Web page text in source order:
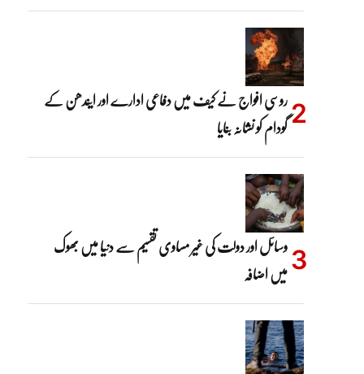
روسی افواج نے کیف میں دفاعی ادارے اور ایندھن کے
گودام کو نشانہ بنایا
وسائل اور دولت کی غیر مساوی تقسیم سے دنیا میں بھوک
میں اضافہ